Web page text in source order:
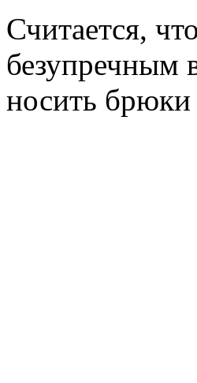
Считается,
безупречным
носить